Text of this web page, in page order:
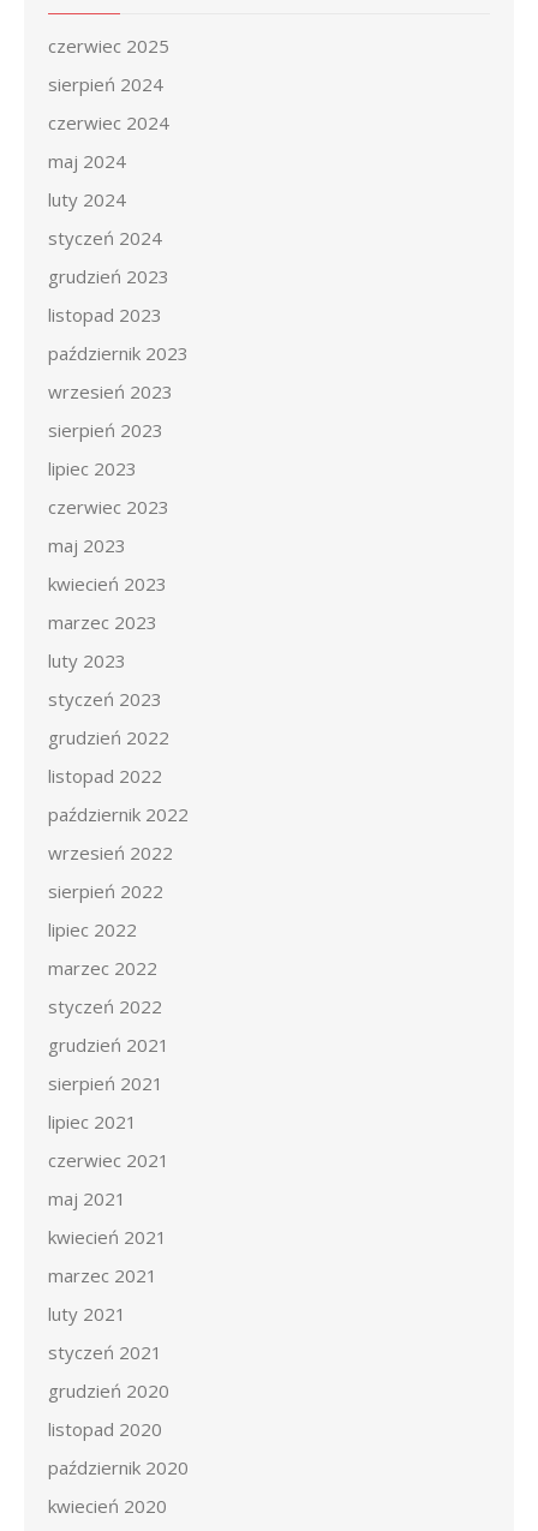
czerwiec 2025
sierpień 2024
czerwiec 2024
maj 2024
luty 2024
styczeń 2024
grudzień 2023
listopad 2023
październik 2023
wrzesień 2023
sierpień 2023
lipiec 2023
czerwiec 2023
maj 2023
kwiecień 2023
marzec 2023
luty 2023
styczeń 2023
grudzień 2022
listopad 2022
październik 2022
wrzesień 2022
sierpień 2022
lipiec 2022
marzec 2022
styczeń 2022
grudzień 2021
sierpień 2021
lipiec 2021
czerwiec 2021
maj 2021
kwiecień 2021
marzec 2021
luty 2021
styczeń 2021
grudzień 2020
listopad 2020
październik 2020
kwiecień 2020